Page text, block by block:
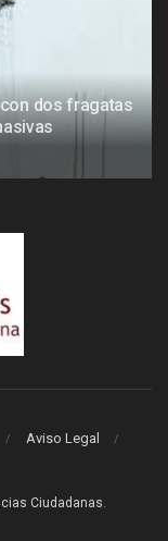
dos fragatas
Aviso Legal
Ciudadanas.